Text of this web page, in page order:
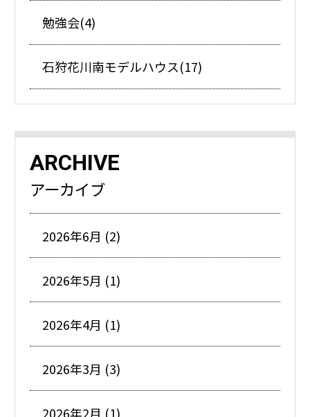
勉強会(4)
石狩花川南モデルハウス(17)
ARCHIVE
アーカイブ
2026年6月 (2)
2026年5月 (1)
2026年4月 (1)
2026年3月 (3)
2026年2月 (1)